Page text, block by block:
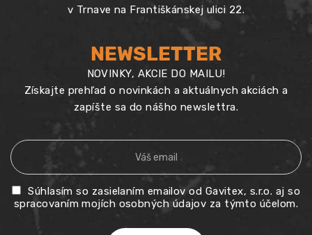
v Trnave na Františkánskej ulici 22.
NEWSLETTER
NOVINKY, AKCIE DO MAILU!
Získajte prehľad o novinkách a aktuálnych akciách a
zapíšte sa do nášho newslettra.
Súhlasím so zasielaním emailov od Gavitex, s.r.o. aj so
spracovaním mojích osobných údajov za týmto účelom.